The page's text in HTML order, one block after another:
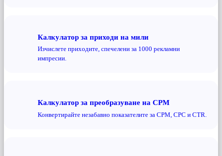
Калкулатор за приходи на мили
Изчислете приходите, спечелени за 1000 рекламни
импресии.
Калкулатор за преобразуване на CPM
Конвертирайте незабавно показателите за CPM, CPC и CTR.